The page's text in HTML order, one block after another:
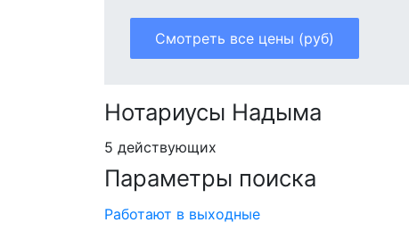
Смотреть все цены (руб)
Нотариусы Надыма
5 действующих
Параметры поиска
Работают в выходные